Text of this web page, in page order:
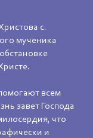
с.
мученика
всем
завет Господа
что
и